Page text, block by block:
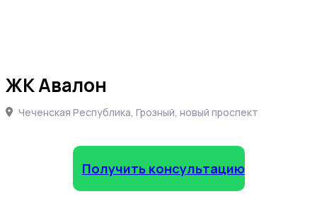
ЖК Авалон
Чеченская Республика, Грозный, новый проспект
Получить консультацию